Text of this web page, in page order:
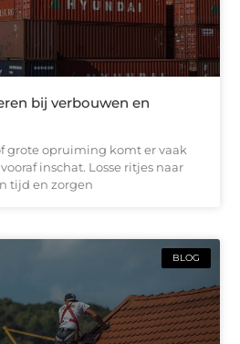
bij verbouwen en
grote opruiming komt er vaak
inschat. Losse ritjes naar
tijd en zorgen
BLOG